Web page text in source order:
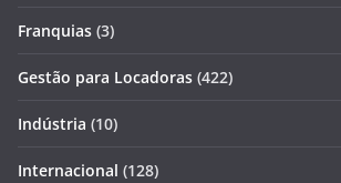
Franquias (3)
Gestão para Locadoras (422)
Indústria (10)
Internacional (128)